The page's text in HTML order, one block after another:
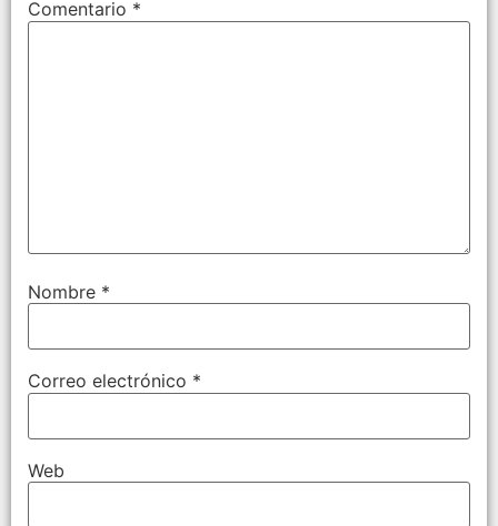
Comentario *
Nombre *
Correo electrónico *
Web